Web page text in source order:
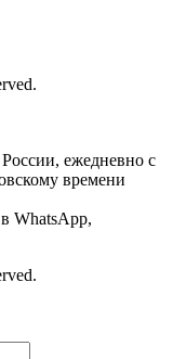
ежедневно с
времени
WhatsApp,